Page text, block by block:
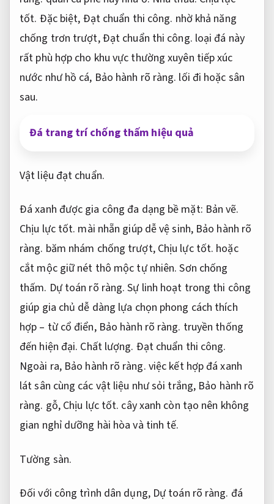
tốt. Đặc biệt, Đạt chuẩn thi công. nhờ khả năng
chống trơn trượt,Đạt chuẩn thi công. loại đá này
rất phù hợp cho khu vực thường xuyên tiếp xúc
nước như hồ cá, Bảo hành rõ ràng. lối đi hoặc sân
sau.
Đá trang trí chống thấm hiệu quả
Vật liệu đạt chuẩn.
Đá xanh được gia công đa dạng bề mặt: Bản vẽ.
Chịu lực tốt. mài nhẵn giúp dễ vệ sinh, Bảo hành rõ
ràng. băm nhám chống trượt, Chịu lực tốt. hoặc
cắt mộc giữ nét thô mộc tự nhiên.Sơn chống
thấm. Dự toán rõ ràng. Sự linh hoạt trong thi công
giúp gia chủ dễ dàng lựa chọn phong cách thích
hợp – từ cổ điển, Bảo hành rõ ràng. truyền thống
đến hiện đại. Chất lượng. Đạt chuẩn thi công.
Ngoài ra, Bảo hành rõ ràng. việc kết hợp đá xanh
lát sân cùng các vật liệu như sỏi trắng, Bảo hành rõ
ràng. gỗ, Chịu lực tốt. cây xanh còn tạo nên không
gian nghỉ dưỡng hài hòa và tinh tế.
Tường sàn.
Đối với công trình dân dụng, Dự toán rõ ràng. đá